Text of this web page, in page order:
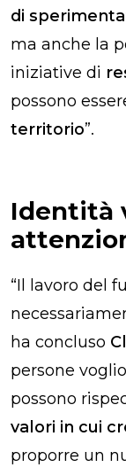
di
ma anche la
iniziative di
possono
territorio”.
Identità
“Il lavoro del
ha concluso
persone
possono
valori in cui
proporre un